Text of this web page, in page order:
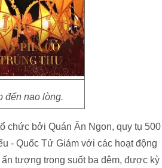
đến nao lòng.
chức bởi Quán Ăn Ngon, quy tụ 500
- Quốc Tử Giám với các hoạt động
tượng trong suốt ba đêm, được kỳ